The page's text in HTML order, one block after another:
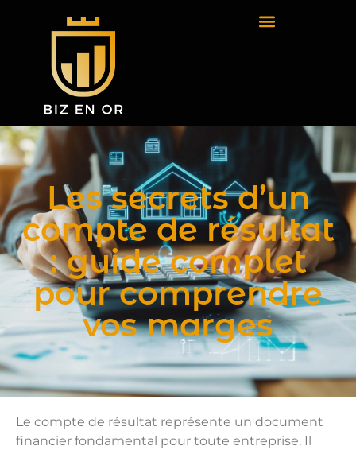
Les secrets d’un
compte de résultat
: guide complet
pour comprendre
vos marges
Le compte de résultat représente un document
financier fondamental pour toute entreprise. Il